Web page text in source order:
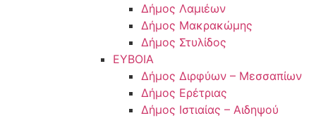
Δήμος Λαμιέων
Δήμος Μακρακώμης
Δήμος Στυλίδος
ΕΥΒΟΙΑ
Δήμος Διρφύων – Μεσσαπίων
Δήμος Ερέτριας
Δήμος Ιστιαίας – Αιδηψού